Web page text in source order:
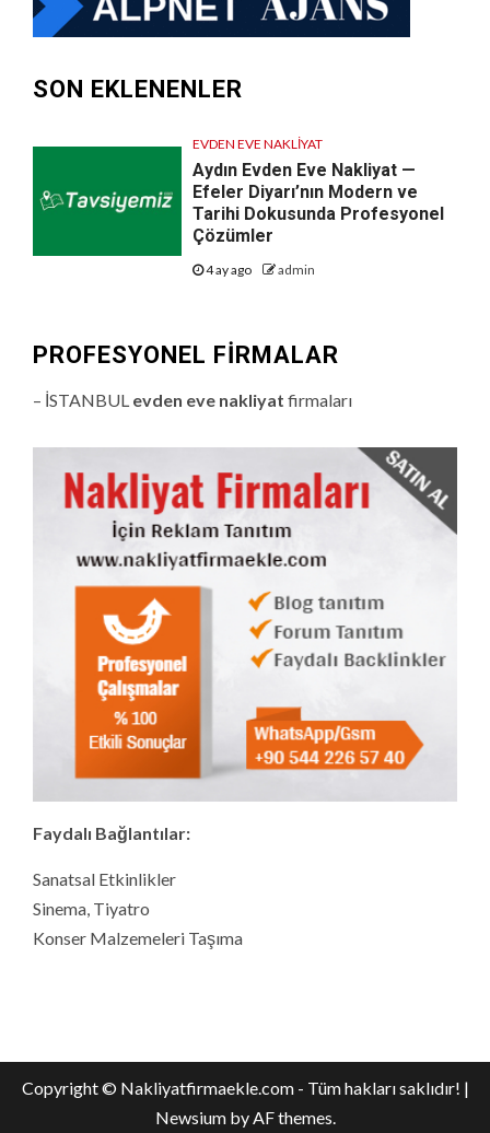
SON EKLENENLER
EVDEN EVE NAKLIYAT
Aydın Evden Eve Nakliyat —
Efeler Diyarı’nın Modern ve
Tarihi Dokusunda Profesyonel
Çözümler
4 ay ago admin
PROFESYONEL FIRMALAR
– İSTANBUL evden eve nakliyat firmaları
Faydalı Bağlantılar:
Sanatsal Etkinlikler
Sinema, Tiyatro
Konser Malzemeleri Taşıma
Copyright © Nakliyatfirmaekle.com - Tüm hakları saklıdır! |
Newsiumby AF themes.